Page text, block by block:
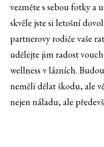
vezměte s sebou fotky a
skvěle jste si letošní
partnerovy rodiče vaše
udělejte jim radost
wellness v lázních.
neměli dělat škodu, ale
nejen náladu, ale